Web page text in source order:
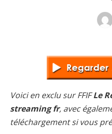
Voici en exclu sur FFIFLe
streaming fr, avec
téléchargement si vous